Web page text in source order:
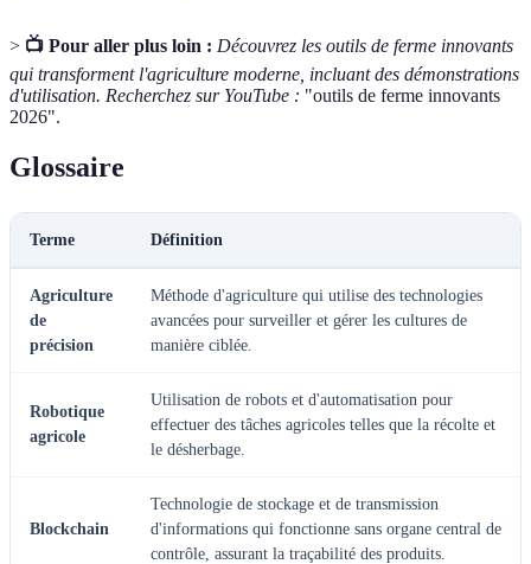
> 📺 Pour aller plus loin : Découvrez les outils de ferme innovants
qui transforment l'agriculture moderne, incluant des démonstrations
d'utilisation. Recherchez sur YouTube : "outils de ferme innovants
2026".
Glossaire
Terme Définition
Agriculture
de
précision
Méthode d'agriculture qui utilise des technologies
avancées pour surveiller et gérer les cultures de
manière ciblée.
Robotique
agricole
Utilisation de robots et d'automatisation pour
effectuer des tâches agricoles telles que la récolte et
le désherbage.
Blockchain
Technologie de stockage et de transmission
d'informations qui fonctionne sans organe central de
contrôle, assurant la traçabilité des produits.